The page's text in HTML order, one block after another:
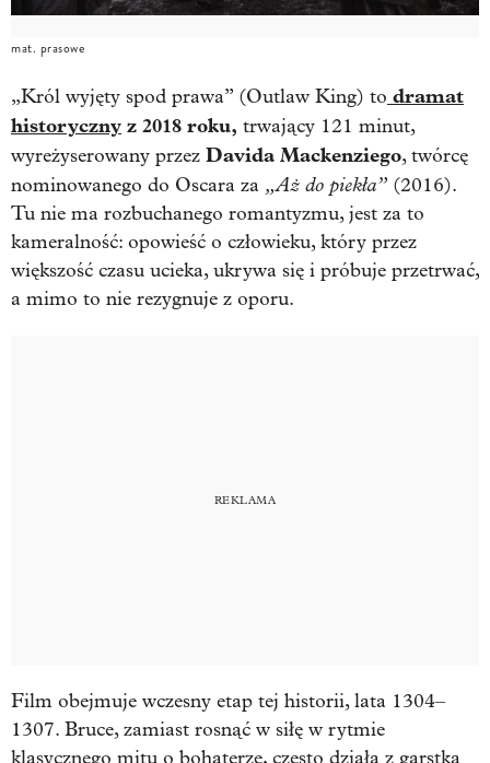
mat. prasowe
„Król wyjęty spod prawa” (Outlaw King) to dramat
historyczny z 2018 roku, trwający 121 minut,
wyreżyserowany przez Davida Mackenziego, twórcę
nominowanego do Oscara za „Aż do piekła” (2016).
Tu nie ma rozbuchanego romantyzmu, jest za to
kameralność: opowieść o człowieku, który przez
większość czasu ucieka, ukrywa się i próbuje przetrwać,
a mimo to nie rezygnuje z oporu.
Film obejmuje wczesny etap tej historii, lata 1304–
1307. Bruce, zamiast rosnąć w siłę w rytmie
klasycznego mitu o bohaterze, często działa z garstką